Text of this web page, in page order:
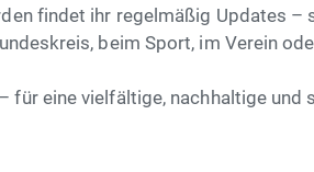
findet ihr regelmäßig Updates –
beim Sport, im Verein
für eine vielfältige, nachhaltige